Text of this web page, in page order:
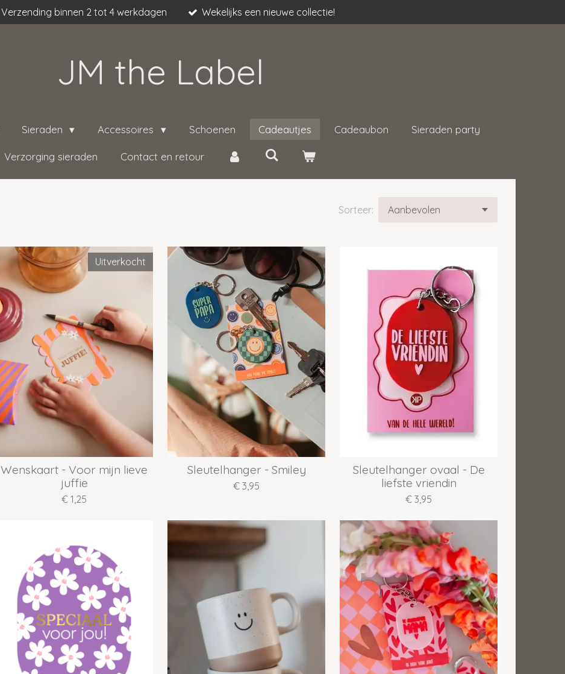
Verzending binnen 2 tot 4 werkdagen Wekelijks een nieuwe collectie!
JM the Label
Sieraden Accessoires Schoenen Cadeautjes Cadeaubon Sieraden party
Verzorging sieraden Contact en retour
Sorteer:
Uitverkocht
Wenskaart - Voor mijn lieve
juffie
€ 1,25
Sleutelhanger - Smiley
€ 3,95
Sleutelhanger ovaal - De
liefste vriendin
€ 3,95